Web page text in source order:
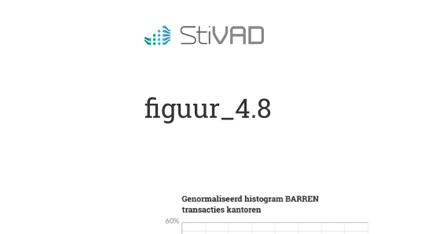
figuur_4.8